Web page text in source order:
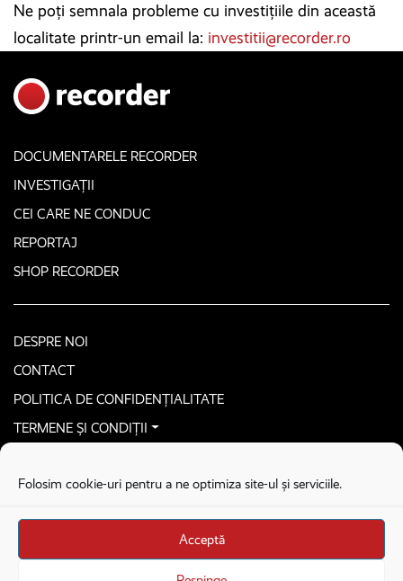
Folosim cookie-uri pentru a ne optimiza site-ul și serviciile.
Acceptă
Ne poți semnala probleme cu investițiile din această
localitate printr-un email la: investitii@recorder.ro
DOCUMENTARELE RECORDER
INVESTIGAȚII
CEI CARE NE CONDUC
REPORTAJ
SHOP RECORDER
DESPRE NOI
CONTACT
POLITICA DE CONFIDENȚIALITATE
TERMENE ȘI CONDIȚII
Stega creative
Brandul Recorder e operat de Asociația Recorder Community, sub licența SC